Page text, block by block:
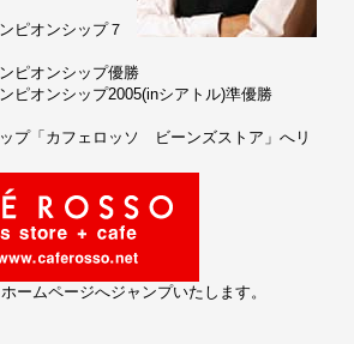
ピオンシップ７
ピオンシップ優勝
オンシップ2005(inシアトル)準優勝
プ「カフェロッソ ビーンズストア」へリ
ームページへジャンプいたします。